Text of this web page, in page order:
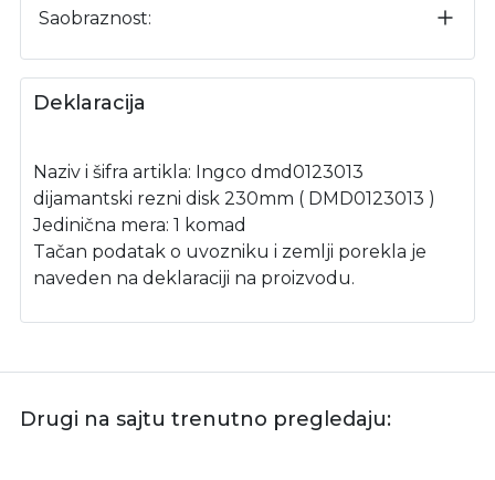
Saobraznost:
Deklaracija
Naziv i šifra artikla: Ingco dmd0123013
dijamantski rezni disk 230mm ( DMD0123013 )
Jedinična mera: 1 komad
Tačan podatak o uvozniku i zemlji porekla je
naveden na deklaraciji na proizvodu.
Drugi na sajtu trenutno pregledaju: